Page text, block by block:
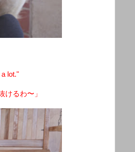
lot."
けるわ〜」